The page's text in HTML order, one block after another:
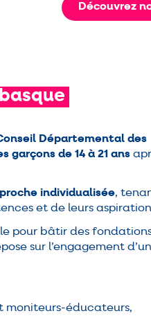
Découvrez
basque
Départemental des
garçons de 14 à 21 ans
individualisée,
et de leurs
pour bâtir des
sur l’engagement
moniteurs-éducateurs,